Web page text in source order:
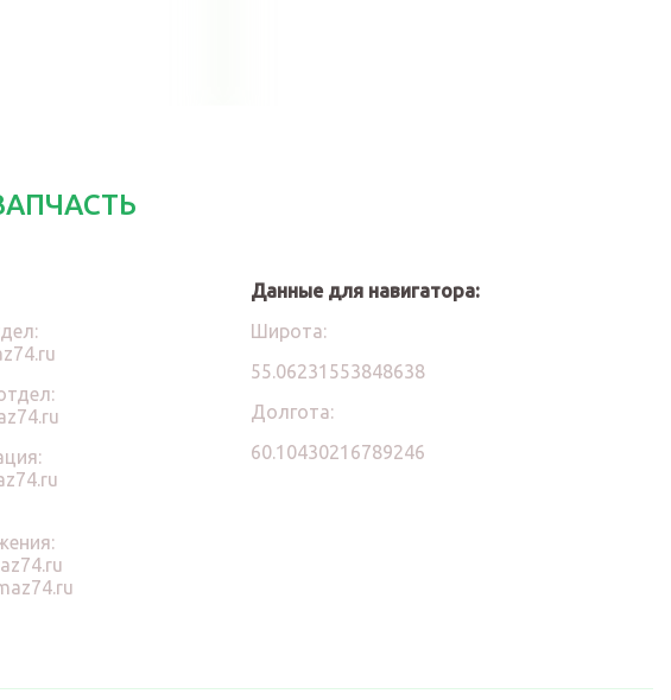
Данные для навигатора:
Широта:
55.06231553848638
Долгота:
60.10430216789246